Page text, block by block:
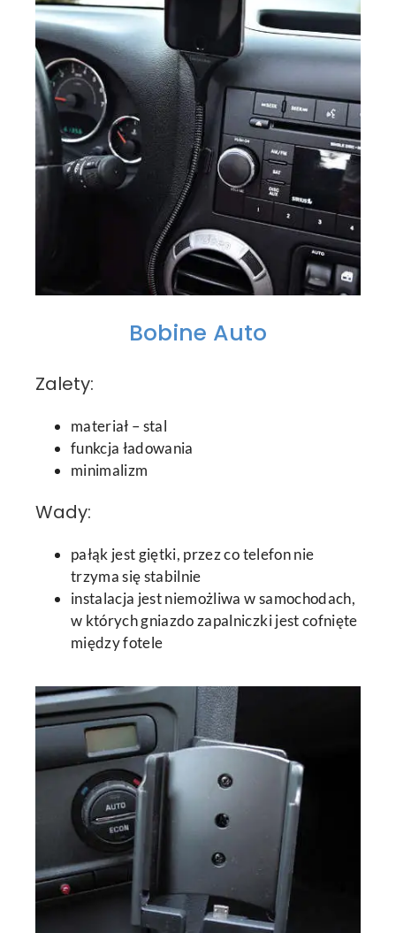
Bobine Auto
Zalety:
materiał – stal
funkcja ładowania
minimalizm
Wady:
pałąk jest giętki, przez co telefon nie
trzyma się stabilnie
instalacja jest niemożliwa w samochodach,
w których gniazdo zapalniczki jest cofnięte
między fotele